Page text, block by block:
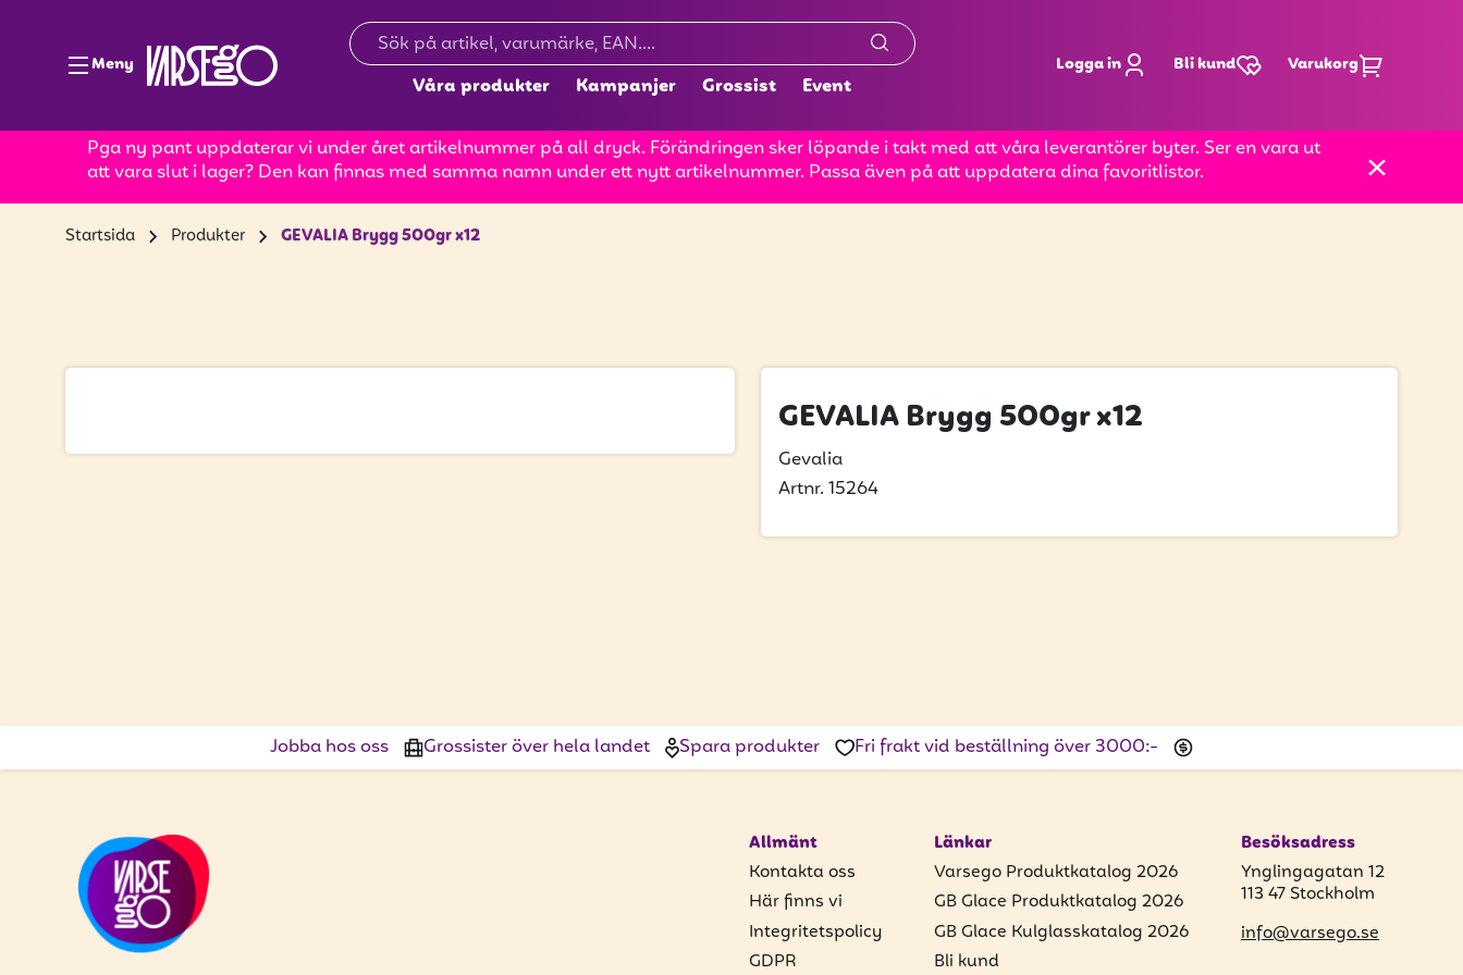
Meny
Våra produkter Kampanjer Grossist Event
Logga in Bli kund Varukorg
Pga ny pant uppdaterar vi under året artikelnummer på all dryck. Förändringen sker löpande i takt med att våra leverantörer byter. Ser en vara ut
att vara slut i lager? Den kan finnas med samma namn under ett nytt artikelnummer. Passa även på att uppdatera dina favoritlistor.
Startsida Produkter GEVALIA Brygg 500gr x12
GEVALIA Brygg 500gr x12
Gevalia
Artnr. 15264
Jobba hos oss Grossister över hela landet Spara produkter Fri frakt vid beställning över 3000:-
Allmänt
Kontakta oss
Här finns vi
Integritetspolicy
GDPR
Länkar
Varsego Produktkatalog 2026
GB Glace Produktkatalog 2026
GB Glace Kulglasskatalog 2026
Bli kund
Besöksadress
Ynglingagatan 12
113 47 Stockholm
info@varsego.se